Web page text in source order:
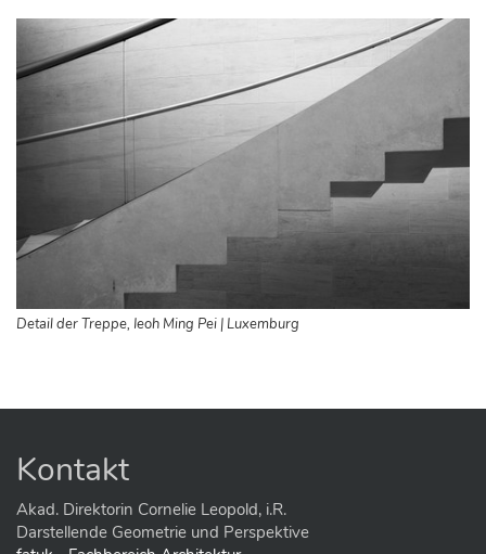
Detail der Treppe, Ieoh Ming Pei | Luxemburg
Kontakt
Akad. Direktorin Cornelie Leopold, i.R.
Darstellende Geometrie und Perspektive